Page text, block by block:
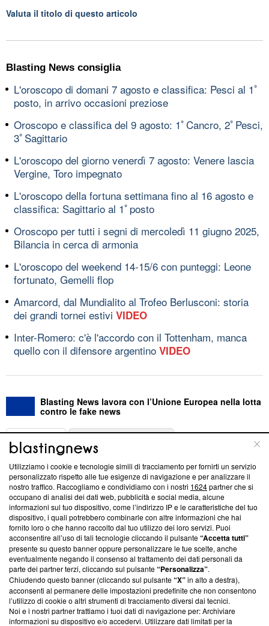
Valuta il titolo di questo articolo
Blasting News consiglia
L'oroscopo di domani 7 agosto e classifica: Pesci al 1ﾟ
posto, in arrivo occasioni preziose
Oroscopo e classifica del 9 agosto: 1ﾟCancro, 2ﾟPesci,
3ﾟSagittario
L'oroscopo del giorno venerdì 7 agosto: Venere lascia
Vergine, Toro impegnato
L'oroscopo della fortuna settimana fino al 16 agosto e
classifica: Sagittario al 1ﾟposto
Oroscopo per tutti i segni di mercoledì 11 giugno 2025,
Bilancia in cerca di armonia
L'oroscopo del weekend 14-15/6 con punteggi: Leone
fortunato, Gemelli flop
Amarcord, dal Mundialito al Trofeo Berlusconi: storia
dei grandi tornei estivi VIDEO
Inter-Romero: c'è l'accordo con il Tottenham, manca
quello con il difensore argentino VIDEO
Blasting News lavora con l’Unione Europea nella lotta
contro le fake news
ABOUT
Questa sezione offre informazioni trasparenti su Blasting
News, sui nostri processi editoriali e su come ci impegniamo a
creare news di qualità. Inoltre, afferma la nostra aderenza a
‘Trust Project - News with Integrity’Blasting News non è
ancora membro del programma, ma ha richiesto di farne
parte; Trust Project non ha ancora effettuato una verifica di
conformità agli standard.
Su di noi
Team editoriale
Corporate
Utilizziamo i cookie e tecnologie simili di tracciamento per fornirti un servizio
personalizzato rispetto alle tue esigenze di navigazione e per analizzare il
nostro traffico. Raccogliamo e condividiamo con i nostri 1624partner che si
occupano di analisi dei dati web, pubblicità e social media, alcune
informazioni sul tuo dispositivo, come l’indirizzo IP e le caratteristiche del tuo
dispositivo, i quali potrebbero combinarle con altre informazioni che hai
fornito loro o che hanno raccolto dal tuo utilizzo dei loro servizi. Puoi
acconsentire all’uso di tali tecnologie cliccando il pulsante“Accetta tutti”
presente su questo banner oppure personalizzare le tue scelte, anche
eventualmente negando il consenso al trattamento dei dati personali da
parte dei partner terzi, cliccando sul pulsante“Personalizza”.
Chiudendo questo banner (cliccando sul pulsante“X”in alto a destra),
acconsenti al permanere delle impostazioni predefinite che non consentono
l’utilizzo di cookie o altri strumenti di tracciamento diversi dai tecnici.
Noi e i nostri partner trattiamo i tuoi dati di navigazione per: Archiviare
informazioni su dispositivo e/o accedervi. Utilizzare dati limitati per la